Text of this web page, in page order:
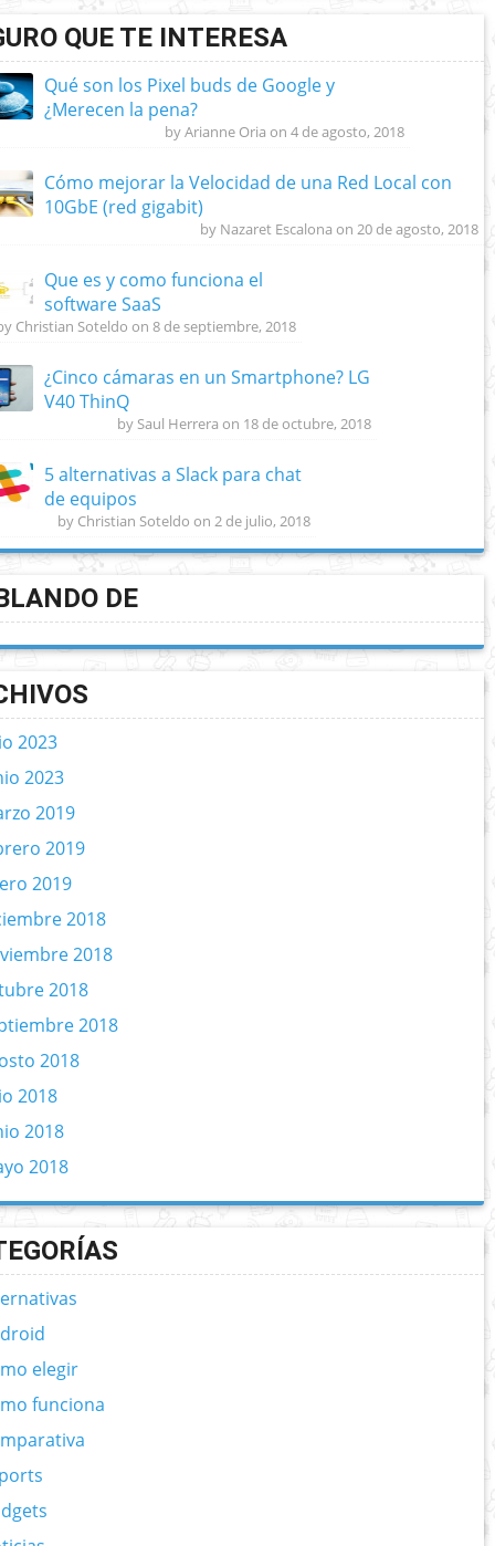
QUE TE INTERESA
Qué son los Pixel buds de Google y
¿Merecen la pena?
by Arianne Oria on 4 de agosto, 2018
Cómo mejorar la Velocidad de una Red Local con
10GbE (red gigabit)
by Nazaret Escalona on 20 de agosto, 2018
Que es y como funciona el
software SaaS
Christian Soteldo on 8 de septiembre, 2018
¿Cinco cámaras en un Smartphone? LG
V40 ThinQ
by Saul Herrera on 18 de octubre, 2018
5 alternativas a Slack para chat
de equipos
by Christian Soteldo on 2 de julio, 2018
DE
2023
2023
2019
2019
2019
2018
2018
2018
2018
2018
2018
2018
2018
elegir
funciona